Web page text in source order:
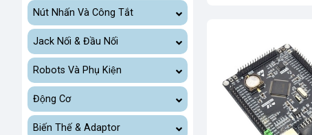
Nút Nhấn Và Công Tắt
Jack Nối & Đầu Nối
Robots Và Phụ Kiện
Động Cơ
Biến Thế & Adaptor